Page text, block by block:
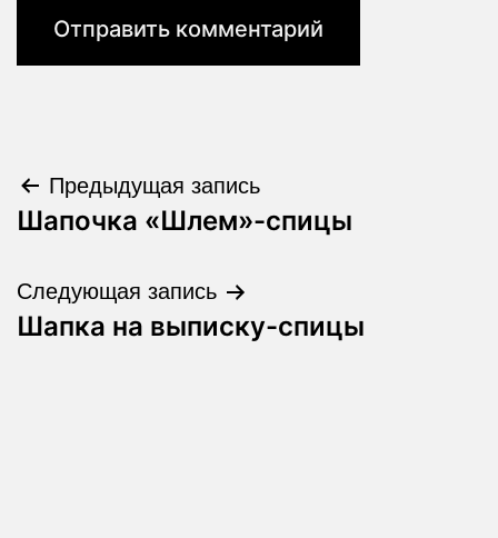
Навигация
по
записям
Предыдущая запись
Шапочка «Шлем»-спицы
Следующая запись
Шапка на выписку-спицы